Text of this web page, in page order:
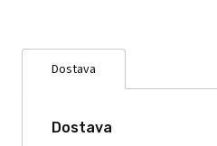
Dostava
Dostava